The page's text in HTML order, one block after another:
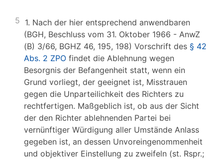
5 1. Nach der hier entsprechend anwendbaren
(BGH, Beschluss vom 31. Oktober 1966 - AnwZ
(B) 3/66, BGHZ 46, 195, 198) Vorschrift des § 42
Abs. 2 ZPO findet die Ablehnung wegen
Besorgnis der Befangenheit statt, wenn ein
Grund vorliegt, der geeignet ist, Misstrauen
gegen die Unparteilichkeit des Richters zu
rechtfertigen. Maßgeblich ist, ob aus der Sicht
der den Richter ablehnenden Partei bei
vernünftiger Würdigung aller Umstände Anlass
gegeben ist, an dessen Unvoreingenommenheit
und objektiver Einstellung zu zweifeln (st. Rspr.;